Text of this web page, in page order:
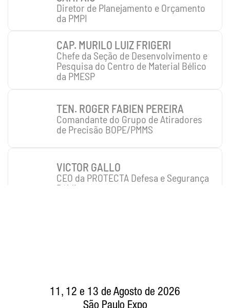
Diretor de Planejamento e Orçamento
da PMPI
CAP. MURILO LUIZ FRIGERI
Chefe da Seção de Desenvolvimento e
Pesquisa do Centro de Material Bélico
da PMESP
TEN. ROGER FABIEN PEREIRA
Comandante do Grupo de Atiradores
de Precisão BOPE/PMMS
VICTOR GALLO
CEO da PROTECTA Defesa e Segurança
Pública
11, 12 e 13 de Agosto de 2026